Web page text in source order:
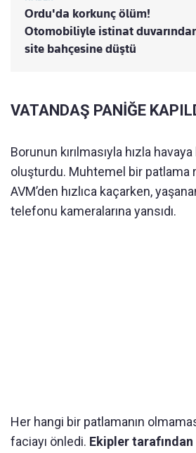
Ordu'da korkunç ölüm!
Otomobiliyle istinat
site bahçesine düştü
VATANDAŞ PANİĞE
Borunun kırılmasıyla hızla
oluşturdu. Muhtemel bir patlama
AVM’den hızlıca kaçarken,
telefonu kameralarına yansıdı.
Her hangi bir patlamanın
faciayı önledi. Ekipler tarafından